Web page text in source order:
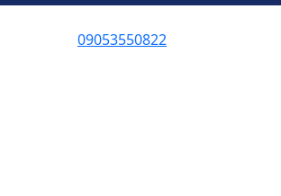
09053550822